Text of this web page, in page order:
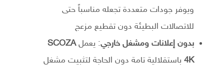
ويوفر جودات متعددة تجعله مناسباً حتى
للاتصالات البطيئة دون تقطيع مزعج
بدون إعلانات ومشغل خارجي: يعملSCOZA
4K باستقلالية تامة دون الحاجة لتثبيت مشغل